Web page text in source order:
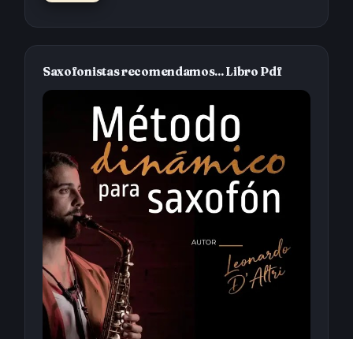
Saxofonistas recomendamos... Libro Pdf